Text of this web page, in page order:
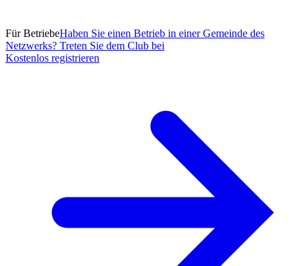
Für BetriebeHaben Sie einen Betrieb in einer Gemeinde des
Netzwerks? Treten Sie dem Club bei
Kostenlos registrieren